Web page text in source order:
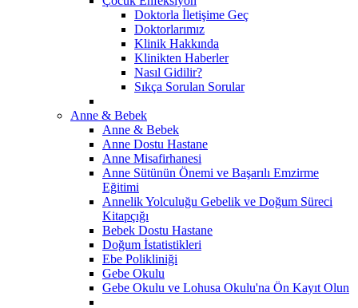
Doktorla İletişime Geç
Doktorlarımız
Klinik Hakkında
Klinikten Haberler
Nasıl Gidilir?
Sıkça Sorulan Sorular
Anne & Bebek
Anne & Bebek
Anne Dostu Hastane
Anne Misafirhanesi
Anne Sütünün Önemi ve Başarılı Emzirme
Eğitimi
Annelik Yolculuğu Gebelik ve Doğum Süreci
Kitapçığı
Bebek Dostu Hastane
Doğum İstatistikleri
Ebe Polikliniği
Gebe Okulu
Gebe Okulu ve Lohusa Okulu'na Ön Kayıt Olun